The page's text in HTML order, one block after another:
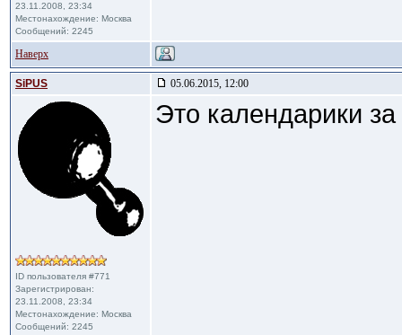
23.11.2008, 23:34
Местонахождение: Москва
Сообщений: 2245
Наверх
SiPUS 05.06.2015, 12:00
ID пользователя #771
Зарегистрирован:
23.11.2008, 23:34
Местонахождение: Москва
Сообщений: 2245
Это календарики